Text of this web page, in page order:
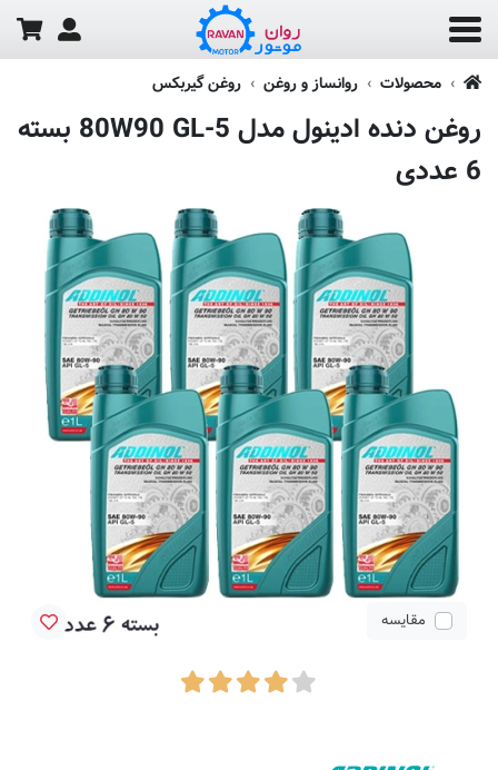
محصولات روانساز و روغن روغن گیربکس
روغن دنده ادینول مدل 80W90 GL-5 بسته
6 عددی
مقایسه